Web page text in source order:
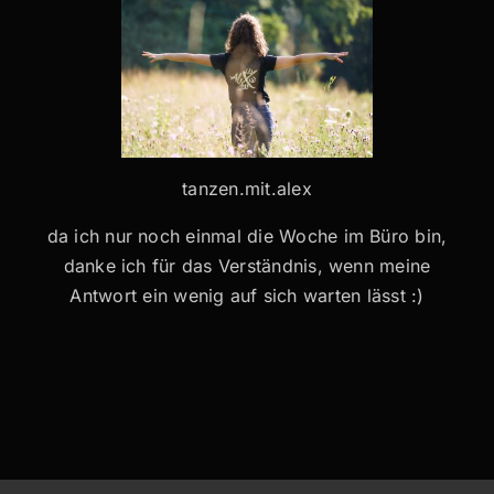
tanzen.mit.alex
da ich nur noch einmal die Woche im Büro bin,
danke ich für das Verständnis, wenn meine
Antwort ein wenig auf sich warten lässt :)